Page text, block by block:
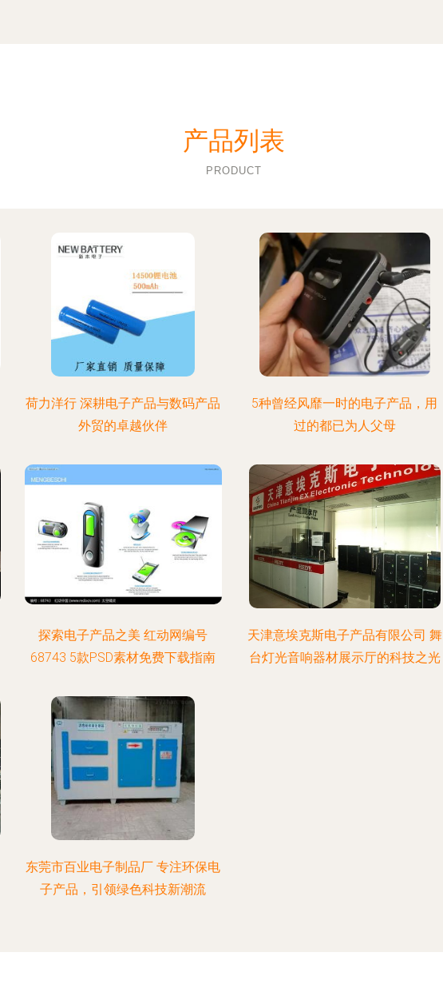
产品列表
PRODUCT
荷力洋行 深耕电子产品与数码产品
外贸的卓越伙伴
5种曾经风靡一时的电子产品，用
过的都已为人父母
探索电子产品之美 红动网编号
68743 5款PSD素材免费下载指南
天津意埃克斯电子产品有限公司 舞
台灯光音响器材展示厅的科技之光
东莞市百业电子制品厂 专注环保电
子产品，引领绿色科技新潮流